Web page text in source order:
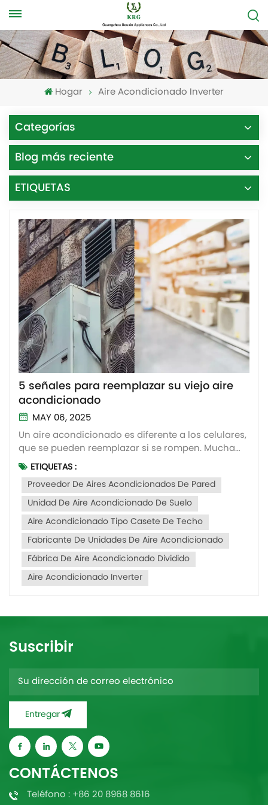
Hogar Aire Acondicionado Inverter
Categorías
Blog más reciente
ETIQUETAS
5 señales para reemplazar su viejo aire
acondicionado
MAY 06, 2025
Un aire acondicionado es diferente a los celulares,
que se pueden reemplazar si se rompen. Mucha
gente piensa: "Se puede usar porque sigue
funcionando". De hecho, los aires acondicionados
viejos no solo consumen más electricidad y tienen
un rendimiento de refrigeración deficiente, sino
que...
ETIQUETAS :
Proveedor De Aires Acondicionados De Pared
Unidad De Aire Acondicionado De Suelo
Aire Acondicionado Tipo Casete De Techo
Fabricante De Unidades De Aire Acondicionado
Fábrica De Aire Acondicionado Dividido
Aire Acondicionado Inverter
Suscribir
Entregar
CONTÁCTENOS
Teléfono : +86 20 8968 8616